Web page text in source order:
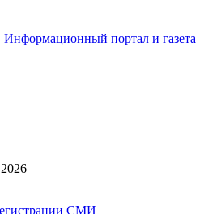
СМИ